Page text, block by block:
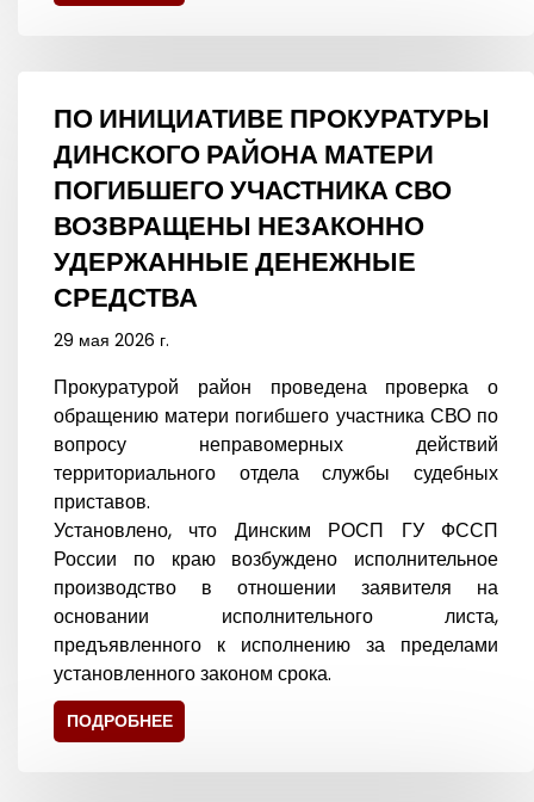
ПО ИНИЦИАТИВЕ ПРОКУРАТУРЫ
ДИНСКОГО РАЙОНА МАТЕРИ
ПОГИБШЕГО УЧАСТНИКА СВО
ВОЗВРАЩЕНЫ НЕЗАКОННО
УДЕРЖАННЫЕ ДЕНЕЖНЫЕ
СРЕДСТВА
29 мая 2026 г.
Прокуратурой район проведена проверка о
обращению матери погибшего участника СВО по
вопросу неправомерных действий
территориального отдела службы судебных
приставов.
Установлено, что Динским РОСП ГУ ФССП
России по краю возбуждено исполнительное
производство в отношении заявителя на
основании исполнительного листа,
предъявленного к исполнению за пределами
установленного законом срока.
ПОДРОБНЕЕ